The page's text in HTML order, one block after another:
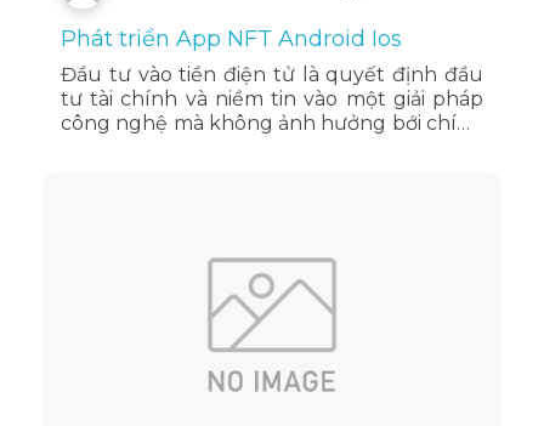
Phát triển App NFT Android Ios
Đầu tư vào tiền điện tử là quyết định đầu
tư tài chính và niềm tin vào một giải pháp
công nghệ mà không ảnh hưởng bới chính